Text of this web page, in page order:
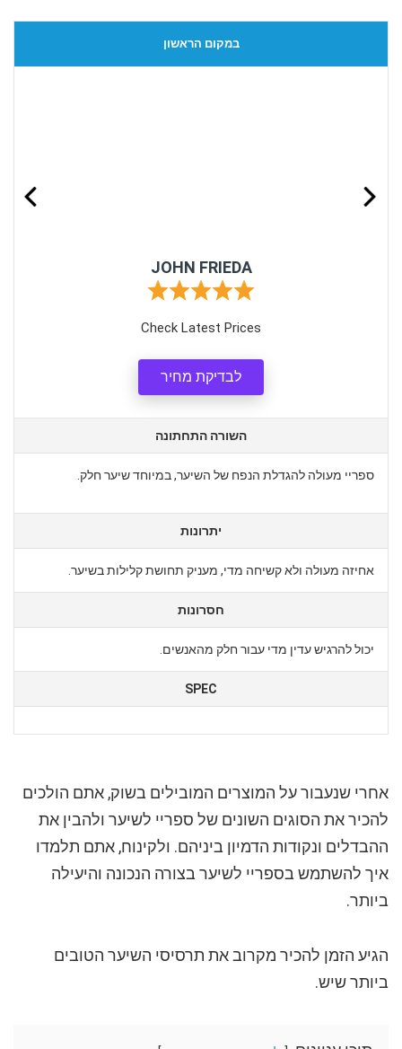
במקום הראשון
JOHN FRIEDA
Check Latest Prices
לבדיקת מחיר
השורה התחתונה
ספריי מעולה להגדלת הנפח של השיער, במיוחד שיער חלק.
יתרונות
אחיזה מעולה ולא קשיחה מדי, מעניק תחושת קלילות בשיער.
חסרונות
יכול להרגיש עדין מדי עבור חלק מהאנשים.
SPEC
אחרי שנעבור על המוצרים המובילים בשוק, אתם הולכים
להכיר את הסוגים השונים של ספריי לשיער ולהבין את
ההבדלים ונקודות הדמיון ביניהם. ולקינוח, אתם תלמדו
איך להשתמש בספריי לשיער בצורה הנכונה והיעילה
ביותר.
הגיע הזמן להכיר מקרוב את תרסיסי השיער הטובים
ביותר שיש.